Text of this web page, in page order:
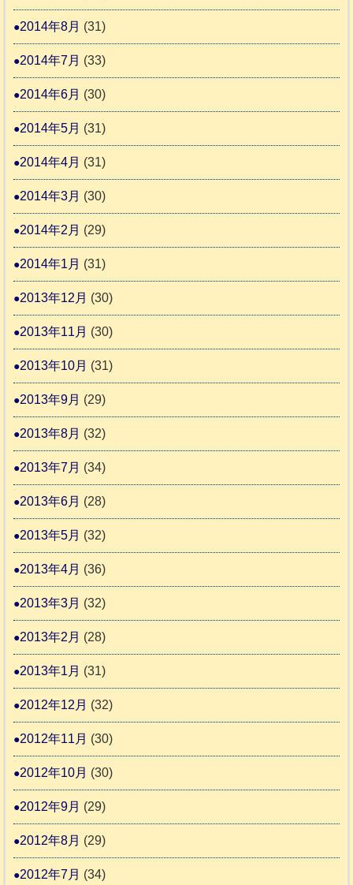
2014年8月 (31)
2014年7月 (33)
2014年6月 (30)
2014年5月 (31)
2014年4月 (31)
2014年3月 (30)
2014年2月 (29)
2014年1月 (31)
2013年12月 (30)
2013年11月 (30)
2013年10月 (31)
2013年9月 (29)
2013年8月 (32)
2013年7月 (34)
2013年6月 (28)
2013年5月 (32)
2013年4月 (36)
2013年3月 (32)
2013年2月 (28)
2013年1月 (31)
2012年12月 (32)
2012年11月 (30)
2012年10月 (30)
2012年9月 (29)
2012年8月 (29)
2012年7月 (34)